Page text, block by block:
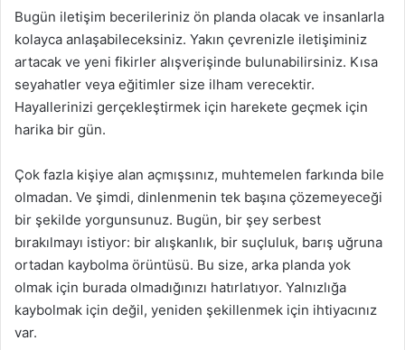
Bugün iletişim becerileriniz ön planda olacak ve insanlarla
kolayca anlaşabileceksiniz. Yakın çevrenizle iletişiminiz
artacak ve yeni fikirler alışverişinde bulunabilirsiniz. Kısa
seyahatler veya eğitimler size ilham verecektir.
Hayallerinizi gerçekleştirmek için harekete geçmek için
harika bir gün.
Çok fazla kişiye alan açmışsınız, muhtemelen farkında bile
olmadan. Ve şimdi, dinlenmenin tek başına çözemeyeceği
bir şekilde yorgunsunuz. Bugün, bir şey serbest
bırakılmayı istiyor: bir alışkanlık, bir suçluluk, barış uğruna
ortadan kaybolma örüntüsü. Bu size, arka planda yok
olmak için burada olmadığınızı hatırlatıyor. Yalnızlığa
kaybolmak için değil, yeniden şekillenmek için ihtiyacınız
var.